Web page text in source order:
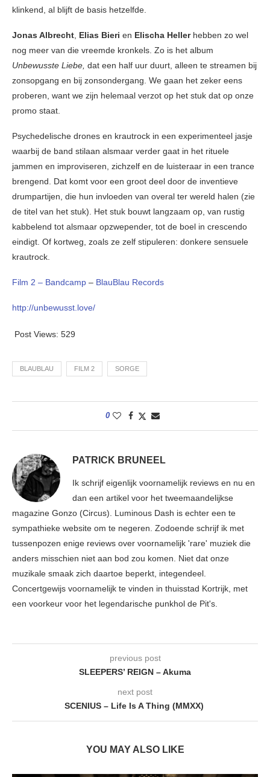
klinkend, al blijft de basis hetzelfde.
Jonas Albrecht, Elias Bieri en Elischa Hellerhebben zo wel
nog meer van die vreemde kronkels. Zo is het album
Unbewusste Liebe, dat een half uur duurt, alleen te streamen bij
zonsopgang en bij zonsondergang. We gaan het zeker eens
proberen, want we zijn helemaal verzot op het stuk dat op onze
promo staat.
Psychedelische drones en krautrock in een experimenteel jasje
waarbij de band stilaan alsmaar verder gaat in het rituele
jammen en improviseren, zichzelf en de luisteraar in een trance
brengend. Dat komt voor een groot deel door de inventieve
drumpartijen, die hun invloeden van overal ter wereld halen (zie
de titel van het stuk). Het stuk bouwt langzaam op, van rustig
kabbelend tot alsmaar opzwepender, tot de boel in crescendo
eindigt. Of kortweg, zoals ze zelf stipuleren: donkere sensuele
krautrock.
Film 2 – Bandcamp – BlauBlau Records
http://unbewusst.love/
Post Views: 529
BLAUBLAU FILM 2 SORGE
0
PATRICK BRUNEEL
Ik schrijf eigenlijk voornamelijk reviews en nu en
dan een artikel voor het tweemaandelijkse
magazine Gonzo (Circus). Luminous Dash is echter een te
sympathieke website om te negeren. Zodoende schrijf ik met
tussenpozen enige reviews over voornamelijk 'rare' muziek die
anders misschien niet aan bod zou komen. Niet dat onze
muzikale smaak zich daartoe beperkt, integendeel.
Concertgewijs voornamelijk te vinden in thuisstad Kortrijk, met
een voorkeur voor het legendarische punkhol de Pit's.
previous post
SLEEPERS’ REIGN – Akuma
next post
SCENIUS – Life Is A Thing (MMXX)
YOU MAY ALSO LIKE